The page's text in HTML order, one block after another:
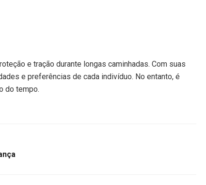
e tração durante longas caminhadas. Com suas
e preferências de cada indivíduo. No entanto, é
do tempo.